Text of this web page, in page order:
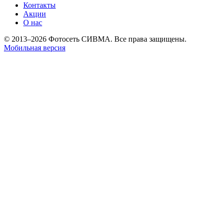
Контакты
Акции
О нас
© 2013–2026 Фотосеть СИВМА. Все права защищены.
Мобильная версия